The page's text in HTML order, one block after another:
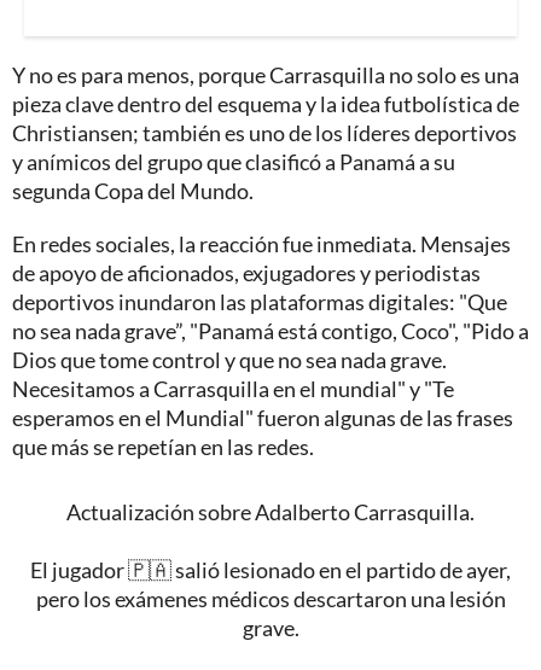
Y no es para menos, porque Carrasquilla no solo es una
pieza clave dentro del esquema y la idea futbolística de
Christiansen; también es uno de los líderes deportivos
y anímicos del grupo que clasificó a Panamá a su
segunda Copa del Mundo.
En redes sociales, la reacción fue inmediata. Mensajes
de apoyo de aficionados, exjugadores y periodistas
deportivos inundaron las plataformas digitales: "Que
no sea nada grave”, "Panamá está contigo, Coco", "Pido a
Dios que tome control y que no sea nada grave.
Necesitamos a Carrasquilla en el mundial" y "Te
esperamos en el Mundial" fueron algunas de las frases
que más se repetían en las redes.
Actualización sobre Adalberto Carrasquilla.
El jugador 🇵🇦 salió lesionado en el partido de ayer,
pero los exámenes médicos descartaron una lesión
grave.